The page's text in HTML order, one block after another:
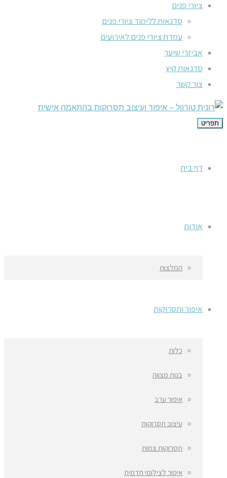
ציורי פנים
סדנאות ללימוד ציורי פנים
עמדת ציורי פנים לאירועים
אביזרי שיער
סדנאות קיץ
צור קשר
תפריט
דף בית
אודות
המלצות
איפור ותסרוקות
כלות
בנות מצווה
איפור ערב
עיצוב תסרוקות
תסרוקות צמות
איפור לצילומי תדמית